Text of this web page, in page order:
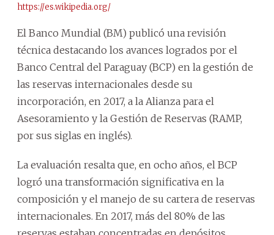
https://es.wikipedia.org/
El Banco Mundial (BM) publicó una revisión
técnica destacando los avances logrados por el
Banco Central del Paraguay (BCP) en la gestión de
las reservas internacionales desde su
incorporación, en 2017, a la Alianza para el
Asesoramiento y la Gestión de Reservas (RAMP,
por sus siglas en inglés).
La evaluación resalta que, en ocho años, el BCP
logró una transformación significativa en la
composición y el manejo de su cartera de reservas
internacionales. En 2017, más del 80% de las